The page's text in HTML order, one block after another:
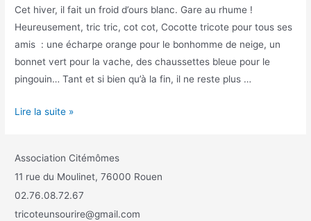
Cet hiver, il fait un froid d’ours blanc. Gare au rhume !
Heureusement, tric tric, cot cot, Cocotte tricote pour tous ses
amis : une écharpe orange pour le bonhomme de neige, un
bonnet vert pour la vache, des chaussettes bleue pour le
pingouin… Tant et si bien qu’à la fin, il ne reste plus …
Lire la suite »
Association Citémômes
11 rue du Moulinet, 76000 Rouen
02.76.08.72.67
tricoteunsourire@gmail.com